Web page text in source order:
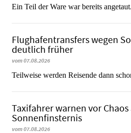
​​​​​​​Ein Teil der Ware war bereits angetaut.
Flughafentransfers wegen
deutlich früher
vom 07.08.2026
Teilweise werden Reisende dann
Taxifahrer warnen vor Chaos
Sonnenfinsternis
vom 07.08.2026